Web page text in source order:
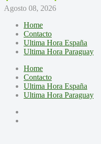
Agosto 08, 2026
Home
Contacto
Ultima Hora España
Ultima Hora Paraguay
Home
Contacto
Ultima Hora España
Ultima Hora Paraguay